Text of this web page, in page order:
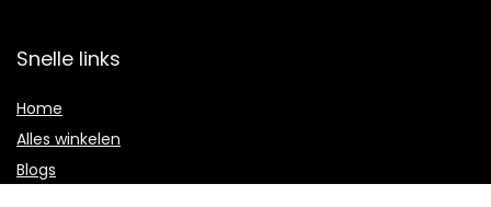
Snelle links
Home
Alles winkelen
Blogs